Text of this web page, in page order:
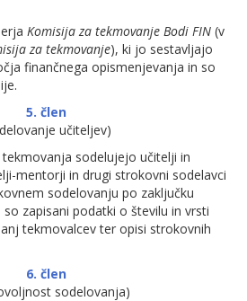
Komisija za tekmovanje Bodi FIN (v
za tekmovanje), ki jo sestavljajo
finančnega opismenjevanja in so
5. člen
učiteljev)
sodelujejo učitelji in
mentorji in drugi strokovni sodelavci
sodelovanju po zaključku
zapisani podatki o številu in vrsti
tekmovalcev ter opisi strokovnih
6. člen
sodelovanja)